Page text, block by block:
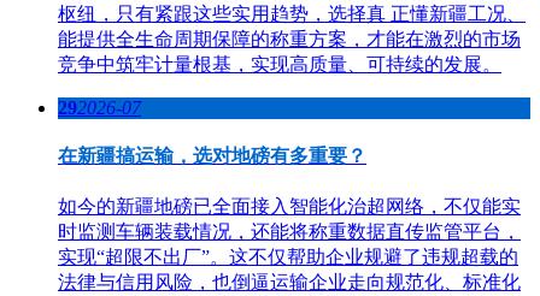
枢纽，只有紧跟这些实用趋势，选择真 正懂新疆工况、
能提供全生命周期保障的称重方案，才能在激烈的市场
竞争中筑牢计量根基，实现高质量、可持续的发展。
292026-07
在新疆搞运输，选对地磅有多重要？
如今的新疆地磅已全面接入智能化治超网络，不仅能实
时监测车辆装载情况，还能将称重数据直传监管平台，
实现“超限不出厂”。这不仅帮助企业规避了违规超载的
法律与信用风险，也倒逼运输企业走向规范化、标准化